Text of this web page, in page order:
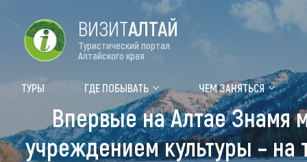
Туры Где
ВИЗИТАЛТАЙ
Туристический портал
Алтайского края
ТУРЫ ГДЕ ПОБЫВАТЬ ЧЕМ ЗАНЯТЬСЯ
Впервые на Алтае Знамя
учреждением культуры – на